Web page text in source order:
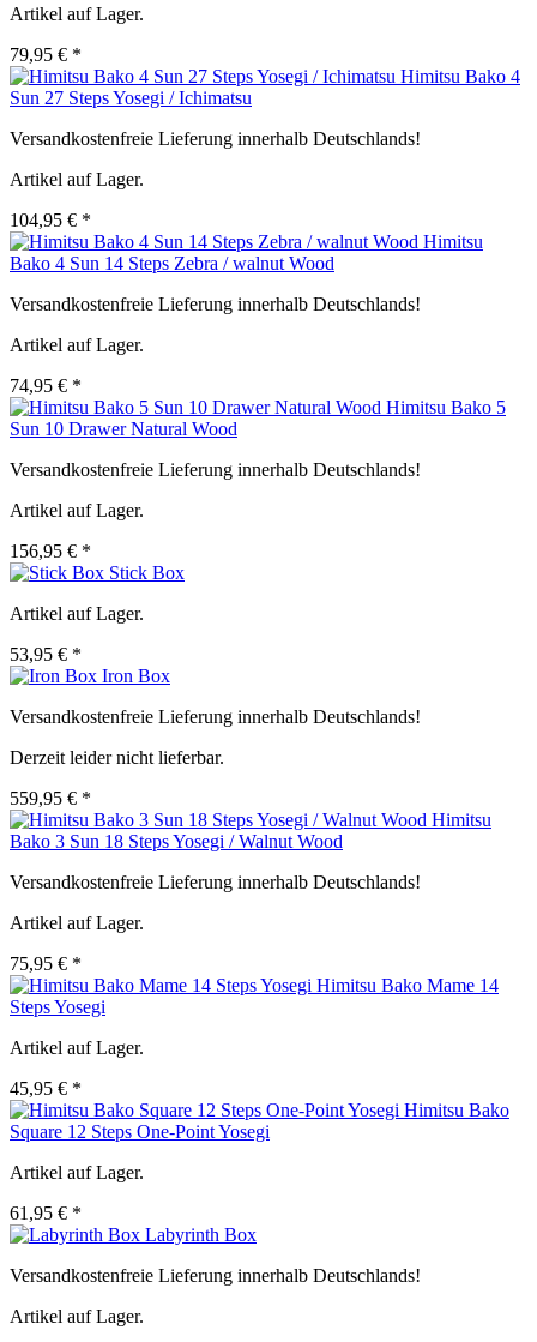
Artikel auf Lager.
79,95 € *
Himitsu Bako 4
Sun 27 Steps Yosegi / Ichimatsu
Versandkostenfreie Lieferung innerhalb Deutschlands!
Artikel auf Lager.
104,95 € *
Himitsu
Bako 4 Sun 14 Steps Zebra / walnut Wood
Versandkostenfreie Lieferung innerhalb Deutschlands!
Artikel auf Lager.
74,95 € *
Himitsu Bako 5
Sun 10 Drawer Natural Wood
Versandkostenfreie Lieferung innerhalb Deutschlands!
Artikel auf Lager.
156,95 € *
Stick Box
Artikel auf Lager.
53,95 € *
Iron Box
Versandkostenfreie Lieferung innerhalb Deutschlands!
Derzeit leider nicht lieferbar.
559,95 € *
Himitsu
Bako 3 Sun 18 Steps Yosegi / Walnut Wood
Versandkostenfreie Lieferung innerhalb Deutschlands!
Artikel auf Lager.
75,95 € *
Himitsu Bako Mame 14
Steps Yosegi
Artikel auf Lager.
45,95 € *
Himitsu Bako
Square 12 Steps One-Point Yosegi
Artikel auf Lager.
61,95 € *
Labyrinth Box
Versandkostenfreie Lieferung innerhalb Deutschlands!
Artikel auf Lager.